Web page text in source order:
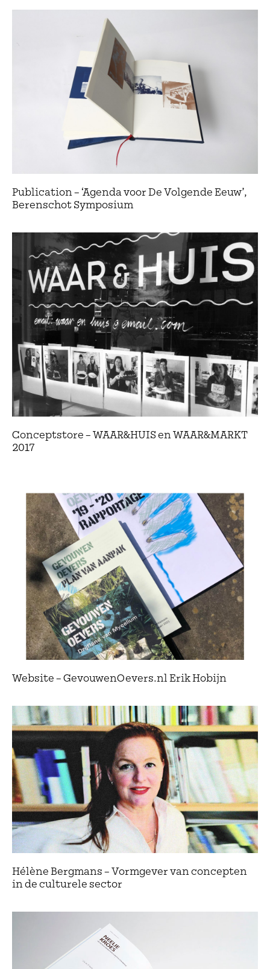
Publication – ‘Agenda voor De Volgende Eeuw’,
Berenschot Symposium
Conceptstore – WAAR&HUIS en WAAR&MARKT
2017
Website – GevouwenOevers.nl Erik Hobijn
Hélène Bergmans – Vormgever van concepten
in de culturele sector